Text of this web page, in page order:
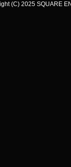
(C) 2025 SQUARE